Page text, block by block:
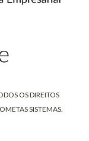
OS DIREITOS
SISTEMAS.